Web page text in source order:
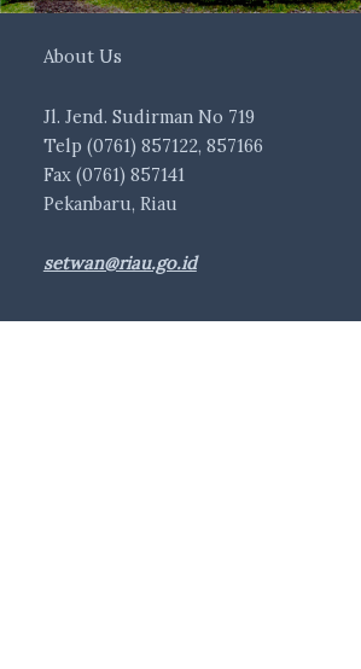
About Us
Jl. Jend. Sudirman No 719
Telp (0761) 857122, 857166
Fax (0761) 857141
Pekanbaru, Riau
setwan@riau.go.id